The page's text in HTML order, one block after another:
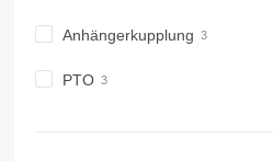
Anhängerkupplung
PTO